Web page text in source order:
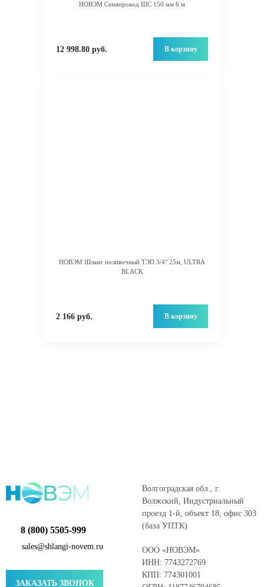
НОВЭМ Семяпровод ШС 150 мм 6 м
12 998.80 руб. В корзину
НОВЭМ Шланг поливочный ТЭП 3/4" 25м, ULTRA
BLACK
2 166 руб. В корзину
8 (800) 5505-999
sales@shlangi-novem.ru
ЗАКАЗАТЬ ЗВОНОК
Волгоградская обл., г.
Волжский, Индустриальный
проезд 1-й, объект 18, офис 303
(база УПТК)
ООО «НОВЭМ»
ИНН: 7743272769
КПП: 774301001